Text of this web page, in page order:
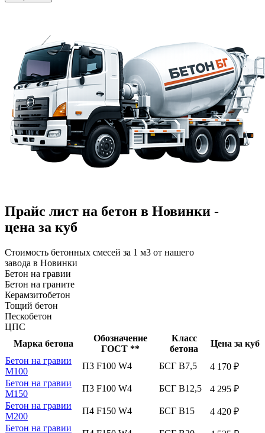
Прайс лист на бетон в Новинки -
цена за куб
Стоимость бетонных смесей за 1 м3 от нашего
завода в Новинки
Бетон на гравии
Бетон на граните
Керамзитобетон
Тощий бетон
Пескобетон
ЦПС
Марка бетона
Обозначение
ГОСТ **
Класс
бетона
Цена за куб
Бетон на гравии
М100
П3 F100 W4 БСГ В7,5
4 170 ₽
Бетон на гравии
М150
П3 F100 W4 БСГ В12,5
4 295 ₽
Бетон на гравии
М200
П4 F150 W4 БСГ В15
4 420 ₽
Бетон на гравии